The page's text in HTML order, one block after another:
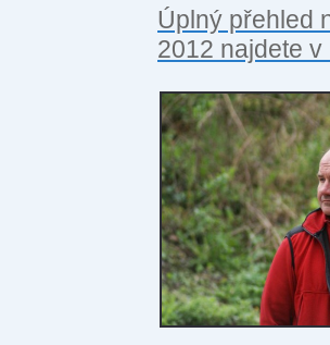
Úplný přehled
2012 najdete